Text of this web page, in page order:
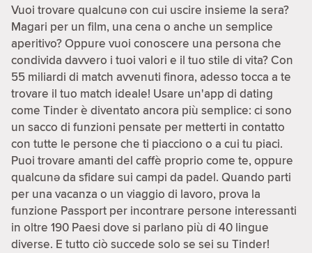
Vuoi trovare qualcunə con cui uscire insieme la sera?
Magari per un film, una cena o anche un semplice
aperitivo? Oppure vuoi conoscere una persona che
condivida davvero i tuoi valori e il tuo stile di vita? Con
55 miliardi di match avvenuti finora, adesso tocca a te
trovare il tuo match ideale! Usare un'app di dating
come Tinder è diventato ancora più semplice: ci sono
un sacco di funzioni pensate per metterti in contatto
con tutte le persone che ti piacciono o a cui tu piaci.
Puoi trovare amanti del caffè proprio come te, oppure
qualcunə da sfidare sui campi da padel. Quando parti
per una vacanza o un viaggio di lavoro, prova la
funzione Passport per incontrare persone interessanti
in oltre 190 Paesi dove si parlano più di 40 lingue
diverse. E tutto ciò succede solo se sei su Tinder!